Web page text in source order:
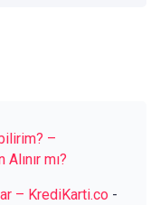
–
mı?
– KrediKarti.co -